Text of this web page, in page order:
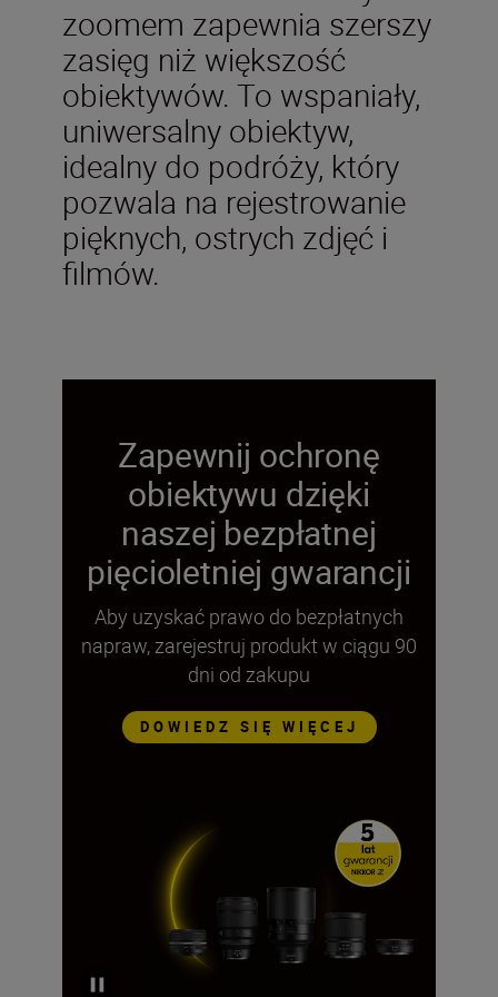
zoomem zapewnia szerszy
zasięg niż większość
obiektywów. To wspaniały,
uniwersalny obiektyw,
idealny do podróży, który
pozwala na rejestrowanie
pięknych, ostrych zdjęć i
filmów.
Zapewnij ochronę
obiektywu dzięki
naszej bezpłatnej
pięcioletniej gwarancji
Aby uzyskać prawo do bezpłatnych
napraw, zarejestruj produkt w ciągu 90
dni od zakupu
DOWIEDZ SIĘ WIĘCEJ